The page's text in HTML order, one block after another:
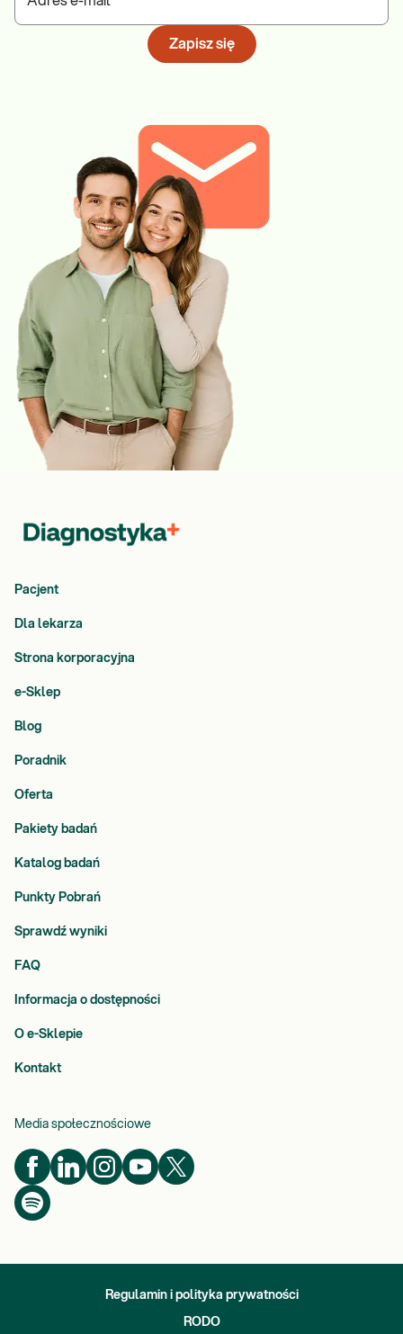
Zapisz się
Pacjent
Dla lekarza
Strona korporacyjna
e-Sklep
Blog
Poradnik
Oferta
Pakiety badań
Katalog badań
Punkty Pobrań
Sprawdź wyniki
FAQ
Informacja o dostępności
O e-Sklepie
Kontakt
Media społecznościowe
Regulamin i polityka prywatności
RODO